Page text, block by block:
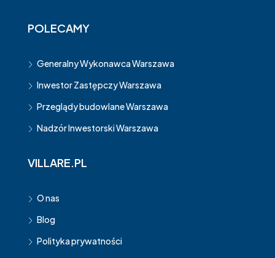
POLECAMY
Generalny Wykonawca Warszawa
Inwestor Zastępczy Warszawa
Przeglądy budowlane Warszawa
Nadzór Inwestorski Warszawa
VILLARE.PL
O nas
Blog
Polityka prywatności